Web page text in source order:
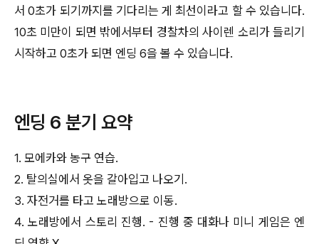
서 0초가 되기까지를 기다리는 게 최선이라고 할 수 있습니다.
10초 미만이 되면 밖에서부터 경찰차의 사이렌 소리가 들리기
시작하고 0초가 되면 엔딩 6을 볼 수 있습니다.
엔딩 6 분기 요약
1. 모에카와 농구 연습.
2. 탈의실에서 옷을 갈아입고 나오기.
3. 자전거를 타고 노래방으로 이동.
4. 노래방에서 스토리 진행. - 진행 중 대화나 미니 게임은 엔